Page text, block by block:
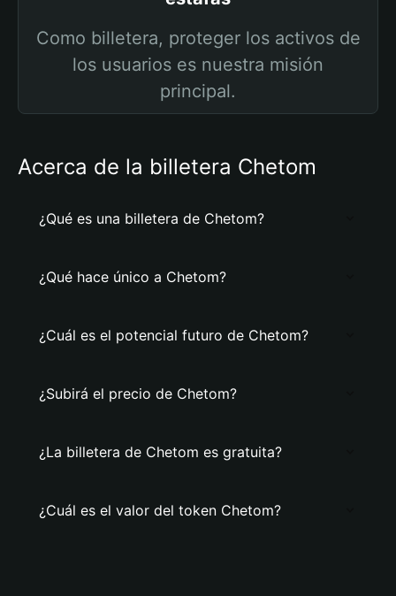
Como billetera, proteger los activos de
los usuarios es nuestra misión
principal.
Acerca de la billetera Chetom
¿Qué es una billetera de Chetom?
¿Qué hace único a Chetom?
¿Cuál es el potencial futuro de Chetom?
¿Subirá el precio de Chetom?
¿La billetera de Chetom es gratuita?
¿Cuál es el valor del token Chetom?